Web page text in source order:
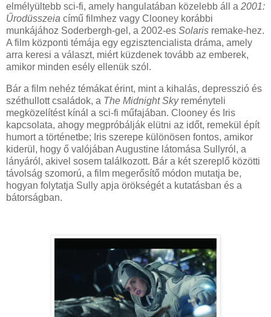
elmélyültebb sci-fi, amely hangulatában közelebb áll a 2001:
Űrodüsszeia című filmhez vagy Clooney korábbi
munkájához Soderbergh-gel, a 2002-es Solaris remake-hez.
A film központi témája egy egzisztencialista dráma, amely
arra keresi a választ, miért küzdenek tovább az emberek,
amikor minden esély ellenük szól.
Bár a film nehéz témákat érint, mint a kihalás, depresszió és
széthullott családok, a The Midnight Skyreményteli
megközelítést kínál a sci-fi műfajában. Clooney és Iris
kapcsolata, ahogy megpróbálják elütni az időt, remekül épít
humort a történetbe; Iris szerepe különösen fontos, amikor
kiderül, hogy ő valójában Augustine látomása Sullyról, a
lányáról, akivel sosem találkozott. Bár a két szereplő közötti
távolság szomorú, a film megerősítő módon mutatja be,
hogyan folytatja Sully apja örökségét a kutatásban és a
bátorságban.